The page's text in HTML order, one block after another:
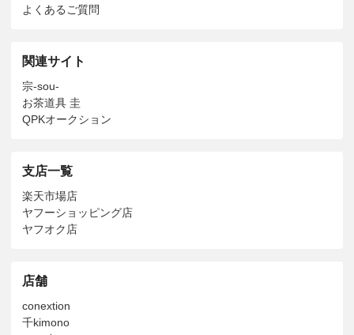
よくあるご質問
関連サイト
宗-sou-
お茶道具 圭
QPKオークション
支店一覧
楽天市場店
ヤフーショッピング店
ヤフオク店
店舗
conextion
千kimono